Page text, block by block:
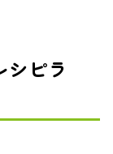
ピラ